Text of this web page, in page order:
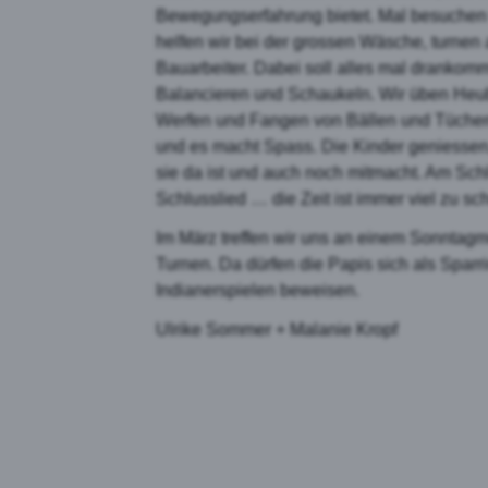
Bewegungserfahrung bietet. Mal
helfen wir bei der grossen Wäsche,
Bauarbeiter. Dabei soll alles mal
Balancieren und Schaukeln. Wir üben
Werfen und Fangen von Bällen und
und es macht Spass. Die Kinder
sie da ist und auch noch mitmacht. Am
Schlusslied … die Zeit ist immer viel zu
Im März treffen wir uns an einem
Turnen. Da dürfen die Papis sich als
Indianerspielen beweisen.
Ulrike Sommer + Malanie Kropf